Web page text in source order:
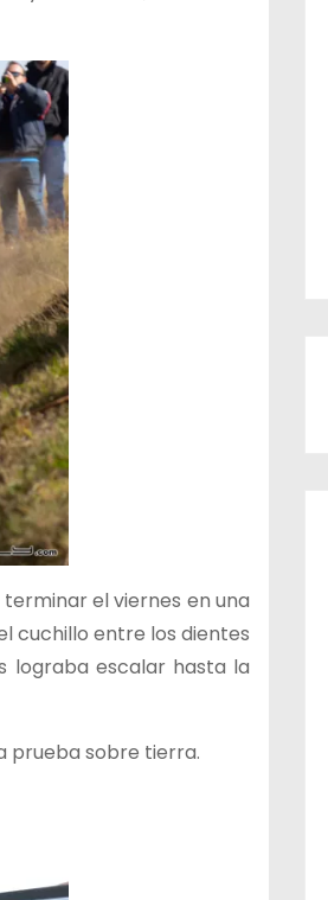
el viernes en una
cuchillo entre los dientes
lograba escalar hasta la
prueba sobre tierra.